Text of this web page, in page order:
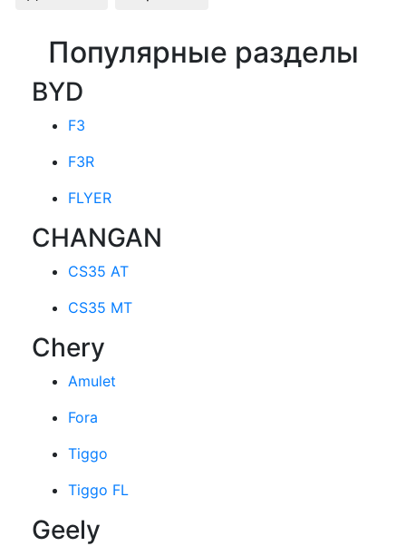
Популярные разделы
BYD
F3
F3R
FLYER
CHANGAN
CS35 AT
CS35 MT
Chery
Amulet
Fora
Tiggo
Tiggo FL
Geely